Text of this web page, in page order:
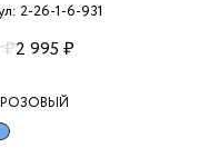
2-26-1-6-931
₽2 995 ₽
РОЗОВЫЙ